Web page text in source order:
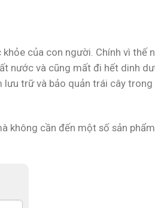
của con người. Chính vì thế
nước và cũng mất đi hết dinh
lưu trữ và bảo quản trái cây
không cần đến một số sản